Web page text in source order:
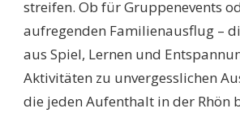
streifen. Ob für Gruppenevents
aufregenden Familienausflug –
aus Spiel, Lernen und
Aktivitäten zu unvergesslichen
die jeden Aufenthalt in der Rhön